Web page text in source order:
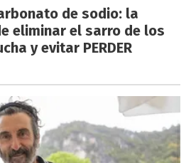
de sodio: la
eliminar el sarro de los
y evitar PERDER